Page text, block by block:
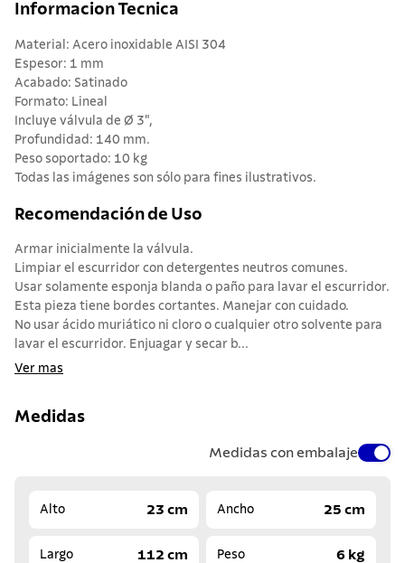
Informacion Tecnica
Material: Acero inoxidable AISI 304
Espesor: 1 mm
Acabado: Satinado
Formato: Lineal
Incluye válvula de Ø 3",
Profundidad: 140 mm.
Peso soportado: 10 kg
Todas las imágenes son sólo para fines ilustrativos.
Recomendación de Uso
Armar inicialmente la válvula.
Limpiar el escurridor con detergentes neutros comunes.
Usar solamente esponja blanda o paño para lavar el escurridor.
Esta pieza tiene bordes cortantes. Manejar con cuidado.
No usar ácido muriático ni cloro o cualquier otro solvente para
lavar el escurridor. Enjuagar y secar b...
Ver mas
Medidas
Medidas con embalaje
Alto 23 cm Ancho 25 cm
Largo 112 cm Peso 6 kg